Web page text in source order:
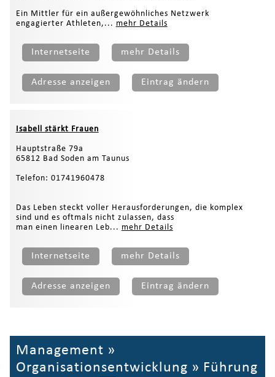
Ein Mittler für ein außergewöhnliches Netzwerk
engagierter Athleten,... mehr Details
Internetseite mehr Details
Adresse anzeigen Eintrag ändern
Isabell stärkt Frauen
Hauptstraße 79a
65812 Bad Soden am Taunus
Telefon: 01741960478
Das Leben steckt voller Herausforderungen, die komplex
sind und es oftmals nicht zulassen, dass
man einen linearen Leb... mehr Details
Internetseite mehr Details
Adresse anzeigen Eintrag ändern
Management »
Organisationsentwicklung » Führung